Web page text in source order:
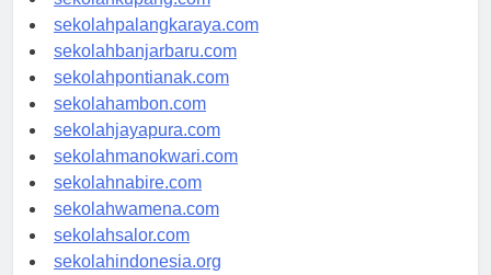
sekolahpalangkaraya.com
sekolahbanjarbaru.com
sekolahpontianak.com
sekolahambon.com
sekolahjayapura.com
sekolahmanokwari.com
sekolahnabire.com
sekolahwamena.com
sekolahsalor.com
sekolahindonesia.org